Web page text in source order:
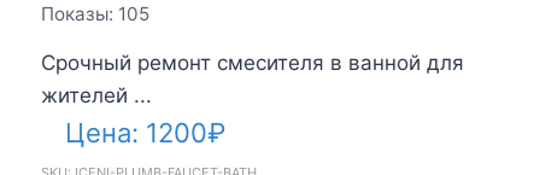
Показы: 105
Срочный ремонт смесителя в ванной для
жителей ...
Цена: 1200₽